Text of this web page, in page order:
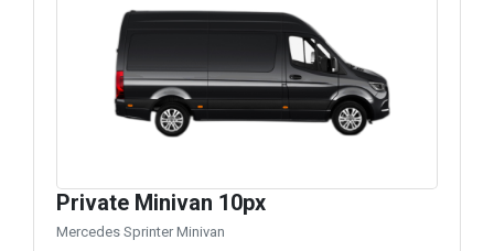
Private Minivan 10px
Mercedes Sprinter Minivan